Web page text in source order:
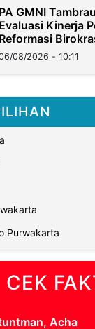
PA GMNI
Evaluasi Kinerja
Reformasi
08/2026 - 10:11
Purwakarta
CEK
Acha